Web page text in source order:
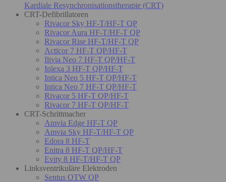
Kardiale Resynchronisationstherapie (CRT)
CRT-Defibrillatoren
Rivacor Sky HF-T/HF-T QP
Rivacor Aura HF-T/HF-T QP
Rivacor Rise HF-T/HF-T QP
Acticor 7 HF-T QP/HF-T
Ilivia Neo 7 HF-T QP/HF-T
Inlexa 3 HF-T QP/HF-T
Intica Neo 5 HF-T QP/HF-T
Intica Neo 7 HF-T QP/HF-T
Rivacor 5 HF-T QP/HF-T
Rivacor 7 HF-T QP/HF-T
CRT-Schrittmacher
Amvia Edge HF-T QP
Amvia Sky HF-T/HF-T QP
Edora 8 HF-T
Enitra 8 HF-T QP/HF-T
Evity 8 HF-T/HF-T QP
Linksventrikuläre Elektroden
Sentus OTW QP